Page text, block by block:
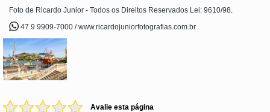
Foto de Ricardo Junior - Todos os Direitos Reservados Lei: 9610/98.
47 9 9909-7000 / www.ricardojuniorfotografias.com.br
Avalie esta página